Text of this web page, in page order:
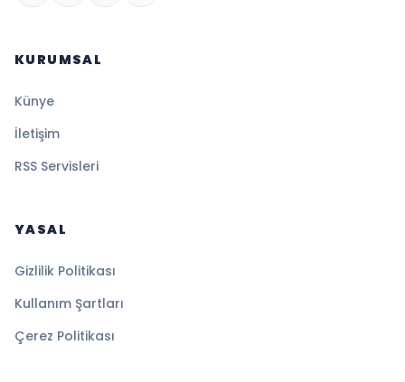
KURUMSAL
Künye
İletişim
RSS Servisleri
YASAL
Gizlilik Politikası
Kullanım Şartları
Çerez Politikası